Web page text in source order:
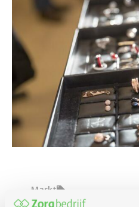
Markt